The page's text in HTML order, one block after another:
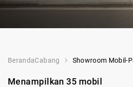
BerandaCabang Showroom Mobil-
Menampilkan35 mobil